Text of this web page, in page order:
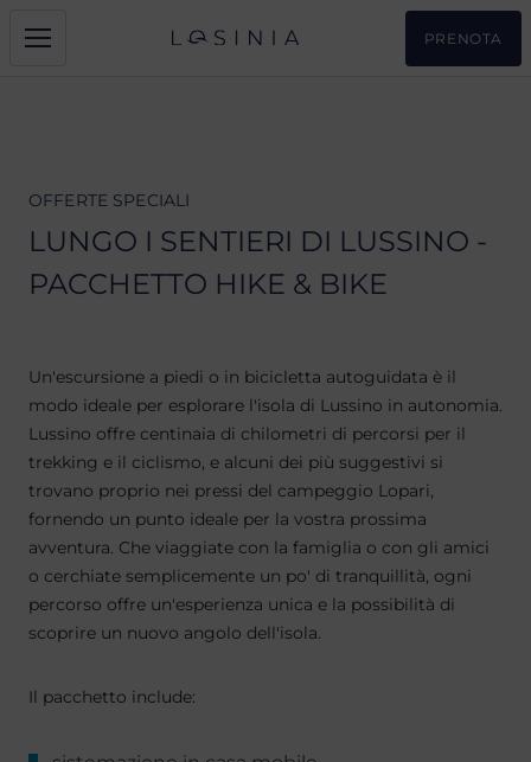
PRENOTA
OFFERTE SPECIALI
LUNGO I SENTIERI DI LUSSINO -
PACCHETTO HIKE & BIKE
Un'escursione a piedi o in bicicletta autoguidata è il
modo ideale per esplorare l'isola di Lussino in autonomia.
Lussino offre centinaia di chilometri di percorsi per il
trekking e il ciclismo, e alcuni dei più suggestivi si
trovano proprio nei pressi del campeggio Lopari,
fornendo un punto ideale per la vostra prossima
avventura. Che viaggiate con la famiglia o con gli amici
o cerchiate semplicemente un po' di tranquillità, ogni
percorso offre un'esperienza unica e la possibilità di
scoprire un nuovo angolo dell'isola.
Il pacchetto include: